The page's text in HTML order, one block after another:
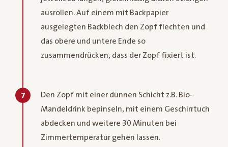
ausrollen. Auf einem mit Backpapier
ausgelegten Backblech den Zopf flechten und
das obere und untere Ende so
zusammendrücken, dass der Zopf fixiert ist.
7
Den Zopf mit einer dünnen Schicht z.B. Bio-
Mandeldrink bepinseln, mit einem Geschirrtuch
abdecken und weitere 30 Minuten bei
Zimmertemperatur gehen lassen.